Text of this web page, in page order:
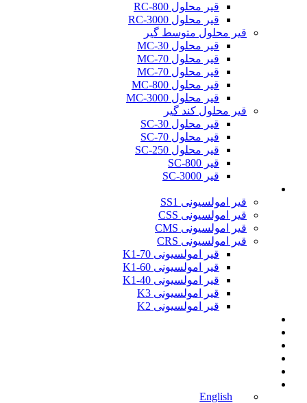
قیر محلول RC-800
قیر محلول RC-3000
قیر محلول متوسط گیر
قیر محلول MC-30
قیر محلول MC-70
قیر محلول MC-70
قیر محلول MC-800
قیر محلول MC-3000
قیر محلول کند گیر
قیر محلول SC-30
قیر محلول SC-70
قیر محلول SC-250
قیر SC-800
قیر SC-3000
قیر امولسیونی SS1
قیر امولسیونی CSS
قیر امولسیونی CMS
قیر امولسیونی CRS
قیر امولسیونی K1-70
قیر امولسیونی K1-60
قیر امولسیونی K1-40
قیر امولسیونی K3
قیر امولسیونی K2
English